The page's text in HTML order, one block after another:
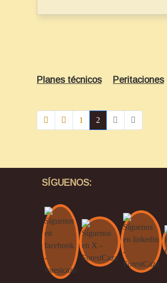
Planes técnicos Peritaciones
1 2
SÍGUENOS: